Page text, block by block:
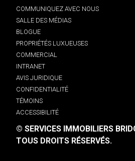
COMMUNIQUEZ AVEC NOUS
SALLE DES MÉDIAS
BLOGUE
PROPRIÉTÉS LUXUEUSES
COMMERCIAL
INTRANET
AVIS JURIDIQUE
CONFIDENTIALITÉ
TÉMOINS
ACCESSIBILITÉ
© SERVICES IMMOBILIERS
TOUS DROITS RÉSERVÉS.